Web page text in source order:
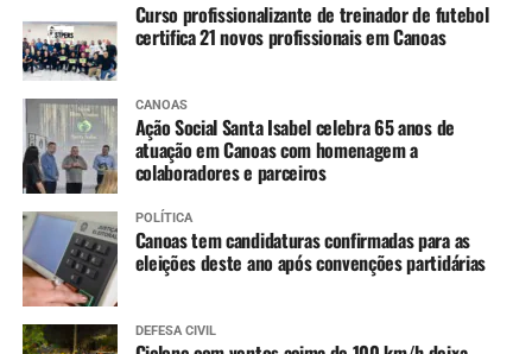
Curso profissionalizante de treinador de futebol
certifica 21 novos profissionais em Canoas
CANOAS
Ação Social Santa Isabel celebra 65 anos de
atuação em Canoas com homenagem a
colaboradores e parceiros
POLÍTICA
Canoas tem candidaturas confirmadas para as
eleições deste ano após convenções partidárias
DEFESA CIVIL